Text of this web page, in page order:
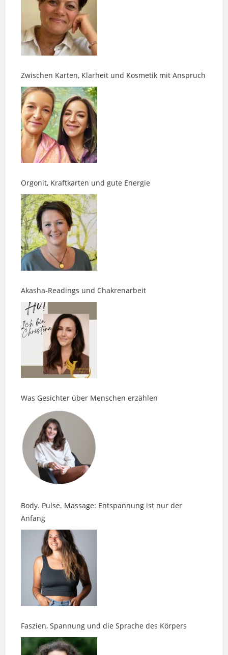
Zwischen Karten, Klarheit und Kosmetik mit Anspruch
Orgonit, Kraftkarten und gute Energie
Akasha-Readings und Chakrenarbeit
Was Gesichter über Menschen erzählen
Body. Pulse. Massage: Entspannung ist nur der
Faszien, Spannung und die Sprache des Körpers